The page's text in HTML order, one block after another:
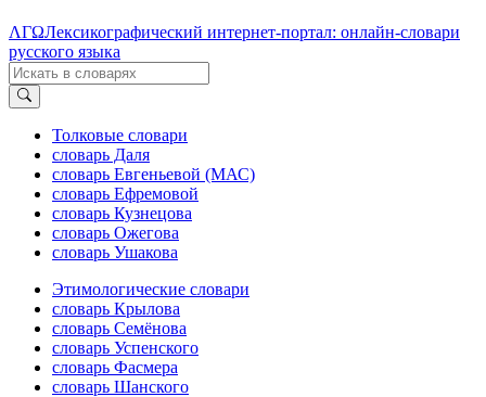
ΛΓΩЛексикографический интернет-портал: онлайн-словари
русского языка
Толковые словари
словарь Даля
словарь Евгеньевой (МАС)
словарь Ефремовой
словарь Кузнецова
словарь Ожегова
словарь Ушакова
Этимологические словари
словарь Крылова
словарь Семёнова
словарь Успенского
словарь Фасмера
словарь Шанского